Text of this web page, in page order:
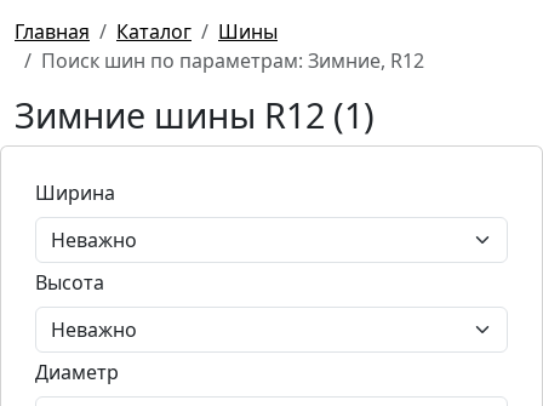
Главная Каталог
Шины
Поиск шин по параметрам: Зимние, R12
Зимние шины R12 (1)
Ширина
Высота
Диаметр